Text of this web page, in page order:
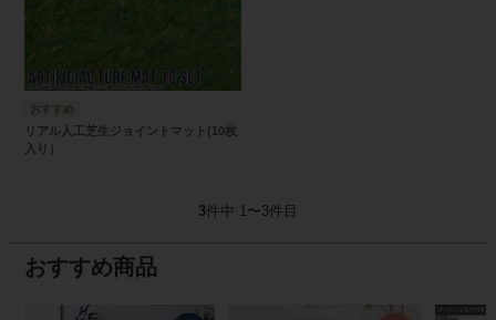
リアル人工芝生ジョイントマット(10枚
入り）
3件中 1〜3件目
おすすめ商品